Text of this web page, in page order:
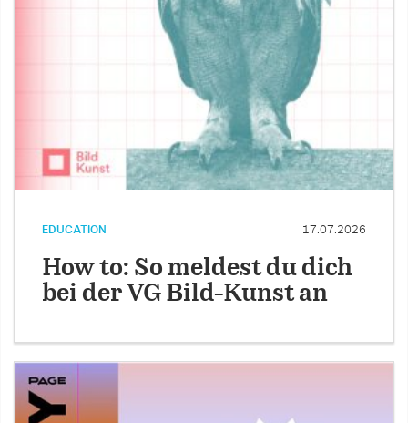
EDUCATION 17.07.2026
How to: So meldest du dich
bei der VG Bild-Kunst an